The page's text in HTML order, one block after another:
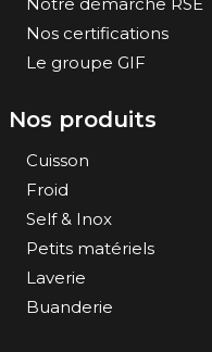
Nos certifications
Le groupe GIF
Nos produits
Cuisson
Froid
Self & Inox
Petits matériels
Laverie
Buanderie